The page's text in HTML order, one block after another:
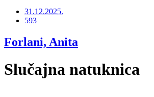
31.12.2025.
593
Forlani, Anita
Slučajna natuknica